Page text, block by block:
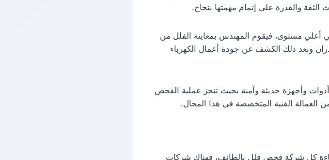
والقدرة على إتمام مهمتها بنجاح.
مستوى، فيقوم المهندس بمعاينة الفلل من
وبعد ذلك الكشف عن جودة أعمال الكهرباء
وأجهزة حديثة وآمنة بحيث تنجز عملية الفحص
الفنية المتخصصة في هذا المجال.
كل شركة فحص فلل بالطائف، فهناك شركات